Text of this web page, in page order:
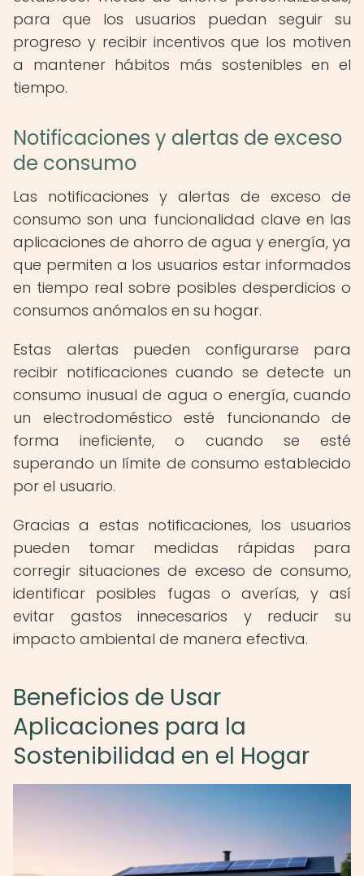
para que los usuarios puedan seguir su
progreso y recibir incentivos que los motiven
a mantener hábitos más sostenibles en el
tiempo.
Notificaciones y alertas de exceso
de consumo
Las notificaciones y alertas de exceso de
consumo son una funcionalidad clave en las
aplicaciones de ahorro de agua y energía, ya
que permiten a los usuarios estar informados
en tiempo real sobre posibles desperdicios o
consumos anómalos en su hogar.
Estas alertas pueden configurarse para
recibir notificaciones cuando se detecte un
consumo inusual de agua o energía, cuando
un electrodoméstico esté funcionando de
forma ineficiente, o cuando se esté
superando un límite de consumo establecido
por el usuario.
Gracias a estas notificaciones, los usuarios
pueden tomar medidas rápidas para
corregir situaciones de exceso de consumo,
identificar posibles fugas o averías, y así
evitar gastos innecesarios y reducir su
impacto ambiental de manera efectiva.
Beneficios de Usar
Aplicaciones para la
Sostenibilidad en el Hogar